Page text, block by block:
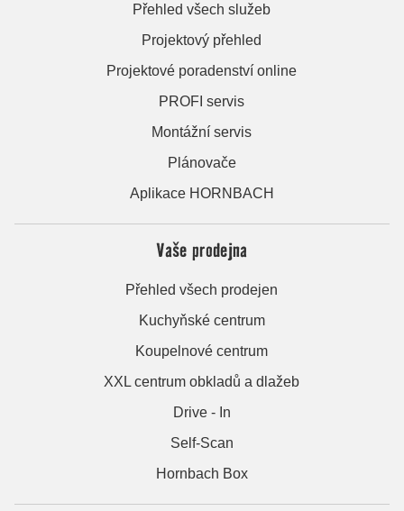
Přehled všech služeb
Projektový přehled
Projektové poradenství online
PROFI servis
Montážní servis
Plánovače
Aplikace HORNBACH
Vaše prodejna
Přehled všech prodejen
Kuchyňské centrum
Koupelnové centrum
XXL centrum obkladů a dlažeb
Drive - In
Self-Scan
Hornbach Box